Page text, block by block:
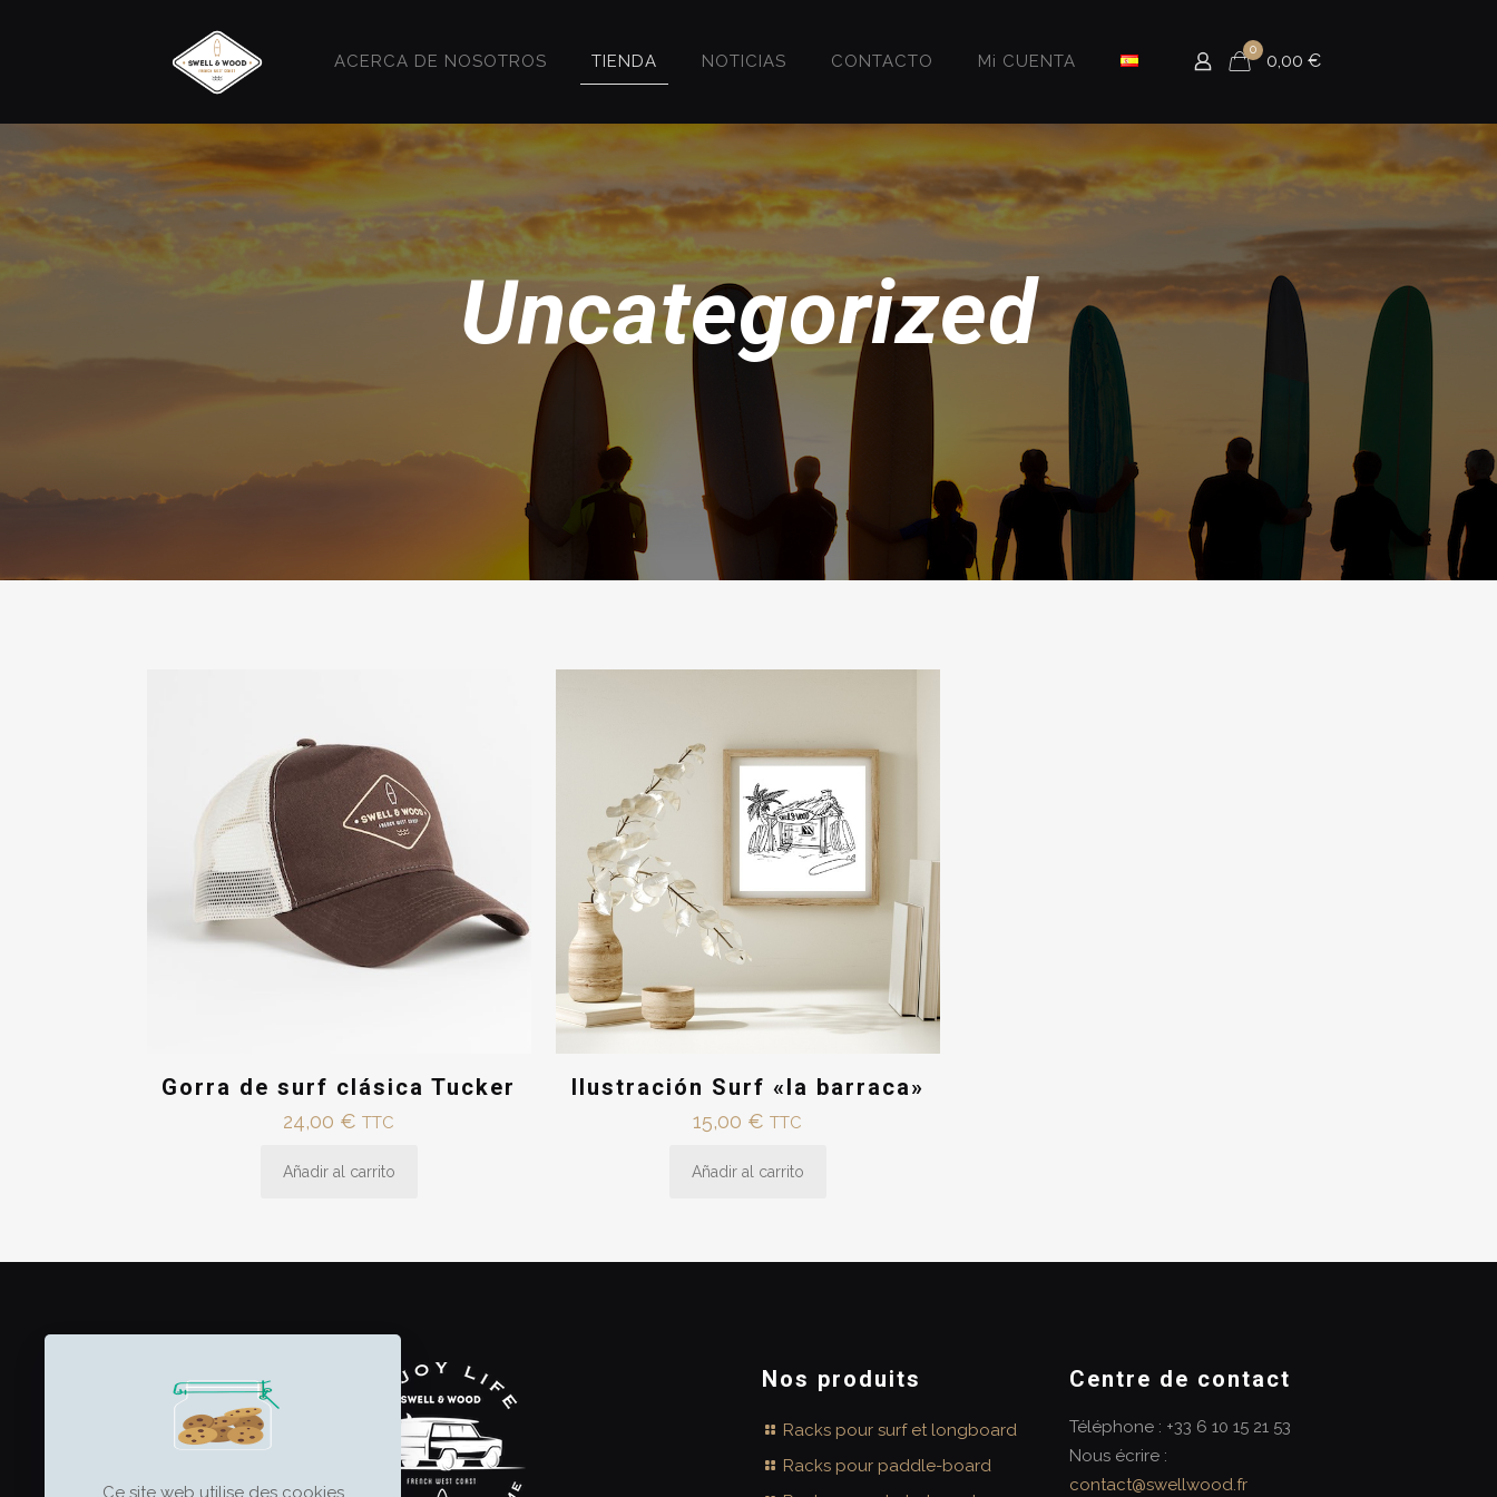
ACERCA DE NOSOTROS TIENDA NOTICIAS CONTACTO Mi CUENTA
0
0,00 €
Uncategorized
Gorra de surf clásica Tucker
24,00 € TTC
Añadir al carrito
Ilustración Surf «la barraca»
15,00 € TTC
Añadir al carrito
Nos produits
Racks pour surf et longboard
Racks pour paddle-board
Centre de contact
Téléphone : +33 6 10 15 21 53
Nous écrire :
contact@swellwood.fr
Ce site web utilise des cookies